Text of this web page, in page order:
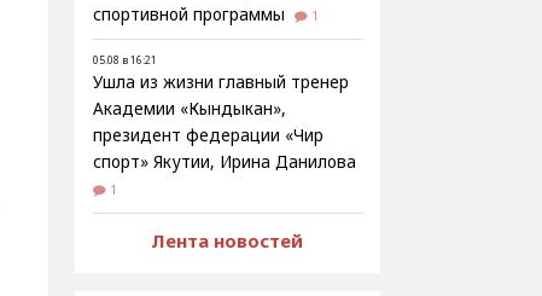
спортивной программы
1
05.08 в 16:21
Ушла из жизни главный тренер
Академии «Кындыкан»,
президент федерации «Чир
спорт» Якутии, Ирина Данилова
1
Лента новостей